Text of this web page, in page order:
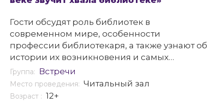
Гости обсудят роль библиотек в
современном мире, особенности
профессии библиотекаря, а также узнают об
истории их возникновения и самых
известных библиотеках древности.
Группа: Встречи
Место проведения: Читальный зал
Возраст : 12+